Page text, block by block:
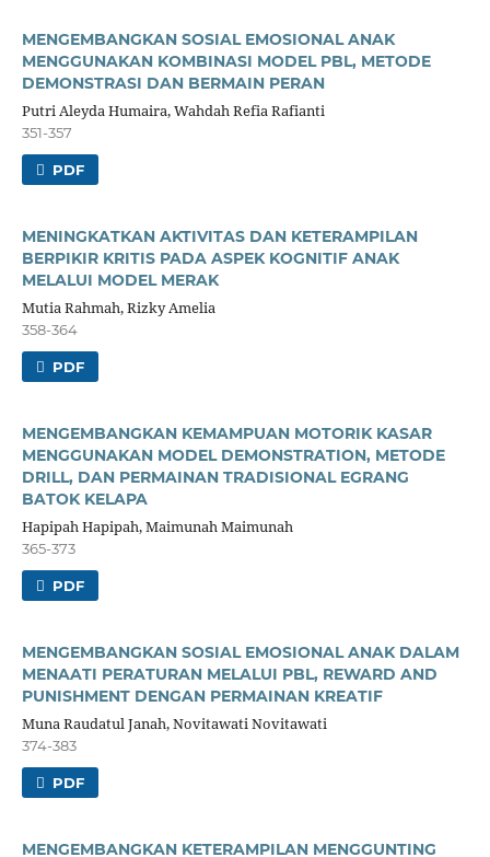
MENGEMBANGKAN SOSIAL EMOSIONAL ANAK
MENGGUNAKAN KOMBINASI MODEL PBL, METODE
DEMONSTRASI DAN BERMAIN PERAN
Putri Aleyda Humaira, Wahdah Refia Rafianti
351-357
PDF
MENINGKATKAN AKTIVITAS DAN KETERAMPILAN
BERPIKIR KRITIS PADA ASPEK KOGNITIF ANAK
MELALUI MODEL MERAK
Mutia Rahmah, Rizky Amelia
358-364
PDF
MENGEMBANGKAN KEMAMPUAN MOTORIK KASAR
MENGGUNAKAN MODEL DEMONSTRATION, METODE
DRILL, DAN PERMAINAN TRADISIONAL EGRANG
BATOK KELAPA
Hapipah Hapipah, Maimunah Maimunah
365-373
PDF
MENGEMBANGKAN SOSIAL EMOSIONAL ANAK DALAM
MENAATI PERATURAN MELALUI PBL, REWARD AND
PUNISHMENT DENGAN PERMAINAN KREATIF
Muna Raudatul Janah, Novitawati Novitawati
374-383
PDF
MENGEMBANGKAN KETERAMPILAN MENGGUNTING